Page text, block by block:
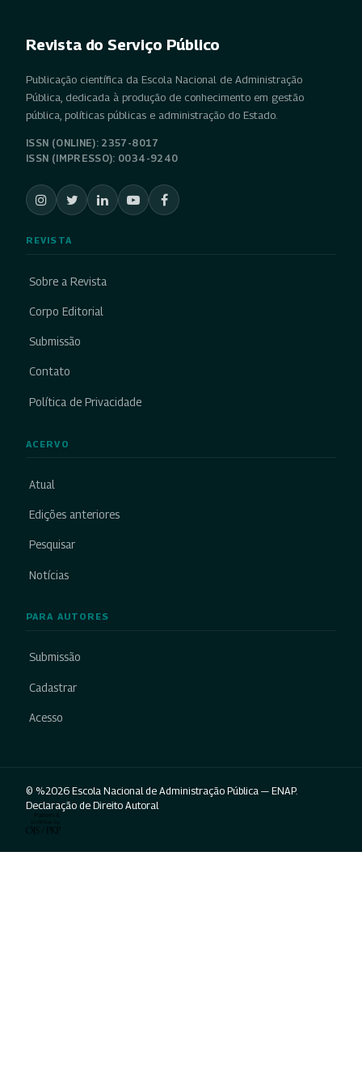
Revista do Serviço Público
Publicação científica da Escola Nacional de Administração
Pública, dedicada à produção de conhecimento em gestão
pública, políticas públicas e administração do Estado.
ISSN (ONLINE): 2357-8017
ISSN (IMPRESSO): 0034-9240
REVISTA
Sobre a Revista
Corpo Editorial
Submissão
Contato
Política de Privacidade
ACERVO
Atual
Edições anteriores
Pesquisar
Notícias
PARA AUTORES
Submissão
Cadastrar
Acesso
© %2026 Escola Nacional de Administração Pública — ENAP.
Declaração de Direito Autoral